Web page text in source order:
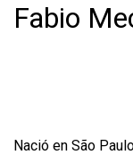
Fabio
Nació en São